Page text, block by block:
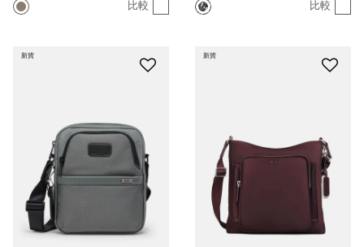
比較 比較
新貨 新貨